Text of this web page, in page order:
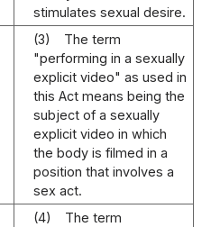
stimulates sexual desire.
(3)
The term
"performing in a sexually
explicit video" as used in
this Act means being the
subject of a sexually
explicit video in which
the body is filmed in a
position that involves a
sex act.
(4)
The term